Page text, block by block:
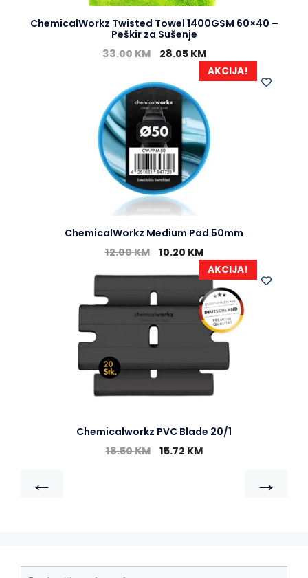
ChemicalWorkz Twisted Towel 1400GSM 60×40 –
Peškir za Sušenje
33.00KM 28.05 KM
AKCIJA!
ChemicalWorkz Medium Pad 50mm
12.00KM 10.20 KM
AKCIJA!
Chemicalworkz PVC Blade 20/1
18.50KM 15.72 KM
← →